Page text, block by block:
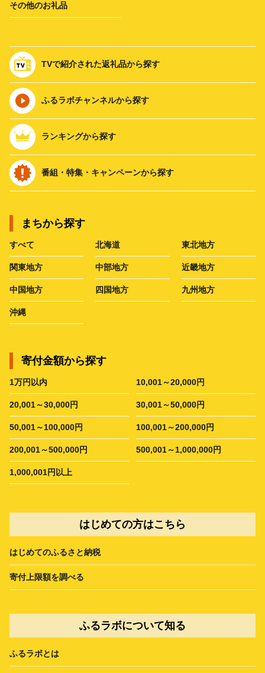
その他のお礼品
TVで紹介された返礼品から探す
ふるラボチャンネルから探す
ランキングから探す
番組・特集・キャンペーンから探す
まちから探す
すべて 北海道 東北地方
関東地方 中部地方 近畿地方
中国地方 四国地方 九州地方
沖縄
寄付金額から探す
1万円以内 10,001～20,000円
20,001～30,000円 30,001～50,000円
50,001～100,000円 100,001～200,000円
200,001～500,000円 500,001～1,000,000円
1,000,001円以上
はじめての方はこちら
はじめてのふるさと納税
寄付上限額を調べる
ふるラボについて知る
ふるラボとは